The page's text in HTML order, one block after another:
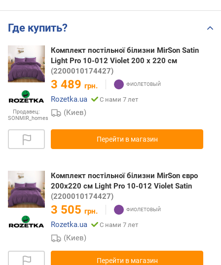
Где купить?
Продавец:
SONMIR_homes
Комплект постільної білизни MirSon Satin
Light Pro 10-012 Violet 200 x 220 см
(2200010174427)
3 489 грн.
Rozetka.ua
С нами 7 лет
(Киев)
Перейти в магазин
Комплект постільної білизни MirSon євро
200x220 см Light Pro 10-012 Violet Satin
(2200010174427)
3 505 грн.
Rozetka.ua
С нами 7 лет
(Киев)
Перейти в магазин